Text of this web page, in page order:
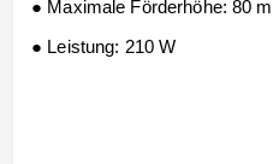
● Maximale Förderhöhe: 80 m
● Leistung: 210 W